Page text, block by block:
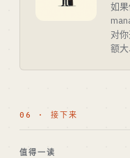
如
对
额大
06 · 接下来
值得一读